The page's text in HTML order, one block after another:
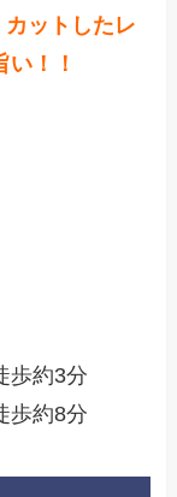
カットしたレ
！！
歩約3分
歩約8分